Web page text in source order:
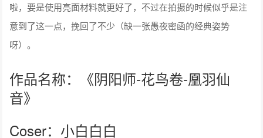
啦，要是使用亮面材料就更好了，不过在拍摄的时候似乎是注
意到了这一点，挽回了不少（缺一张愚夜密函的经典姿势
呀）。
作品名称：《阴阳师-花鸟卷-凰羽仙
音》
Coser：小白白白